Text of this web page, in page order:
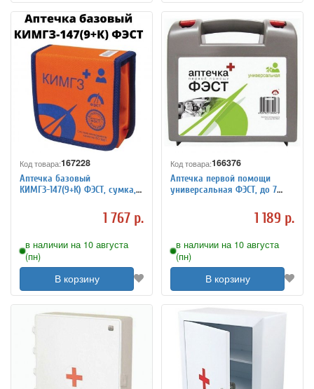
Код товара:167228
Аптечка базовый
КИМГЗ-147(9+К) ФЭСТ, сумка,
1 767 р.
в наличии на 10 августа
(пн)
В корзину
Код товара:166376
Аптечка первой помощи
универсальная ФЭСТ, до 7
1 189 р.
в наличии на 10 августа
(пн)
В корзину